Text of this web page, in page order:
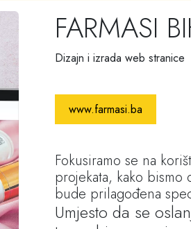
FARMASI
Dizajn i izrada web stranice
www.farmasi.ba
Fokusiramo se na
projekata, kako bismo
bude prilagođena
Umjesto da se